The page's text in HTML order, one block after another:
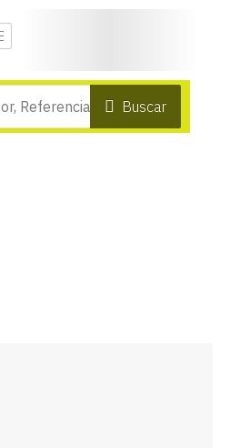
Buscar